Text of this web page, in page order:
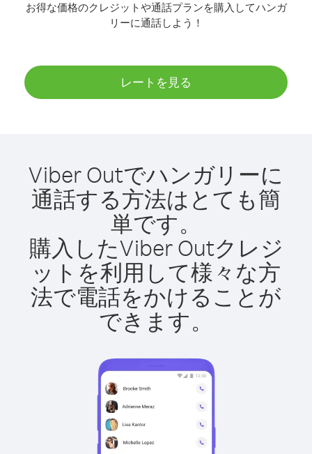
お得な価格のクレジットや通話プランを購入してハンガ
リーに通話しよう！
レートを見る
Viber Outでハンガリーに
通話する方法はとても簡
単です。
購入したViber Outクレジ
ットを利用して様々な方
法で電話をかけることが
できます。